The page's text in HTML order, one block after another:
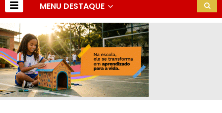
MENU DESTAQUE